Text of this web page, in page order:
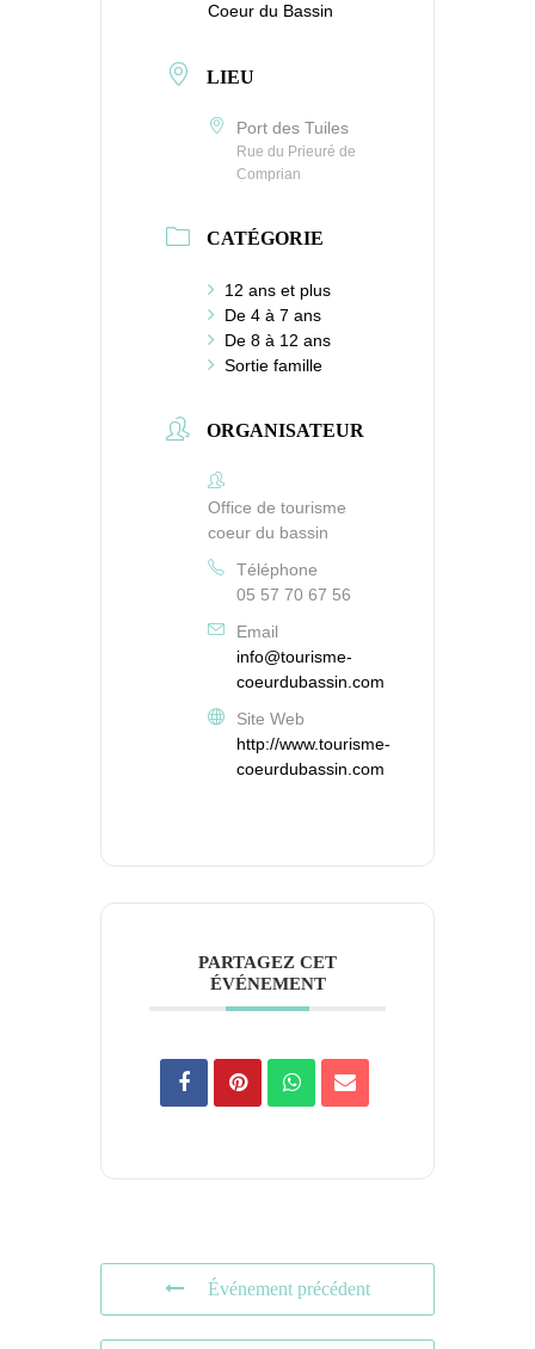
Coeur du Bassin
LIEU
Port des Tuiles
Rue du Prieuré de
Comprian
CATÉGORIE
12 ans et plus
De 4 à 7 ans
De 8 à 12 ans
Sortie famille
ORGANISATEUR
Office de tourisme
coeur du bassin
Téléphone
05 57 70 67 56
Email
info@tourisme-
coeurdubassin.com
Site Web
http://www.tourisme-
coeurdubassin.com
PARTAGEZ CET
ÉVÉNEMENT
Événement précédent